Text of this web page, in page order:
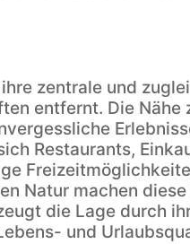
zentrale und
entfernt. Die
Restaurants,
Natur machen
die Lage durch
und